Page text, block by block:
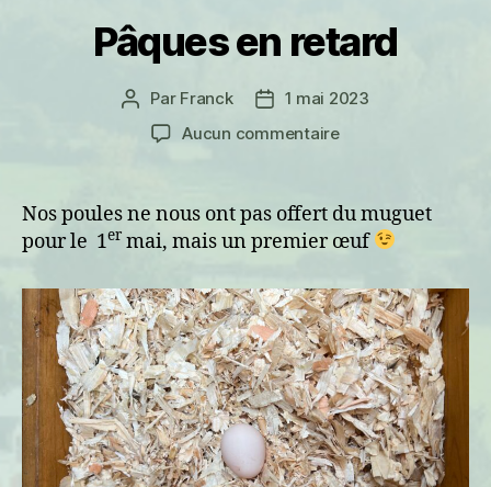
Pâques en retard
Auteur
l’article
Par Franck
Date1 mai 2023
Aucun commentairesur
retard
Nos poules ne nous ont pas offert du muguet
pour le 1er mai, mais un premier œuf